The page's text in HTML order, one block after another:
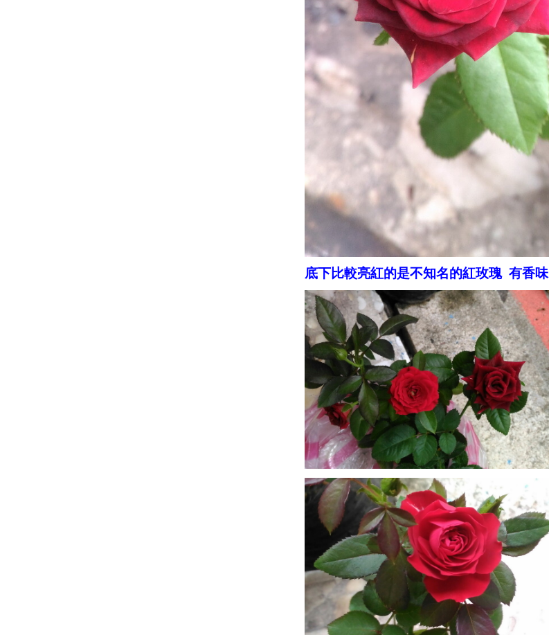
底下比較亮紅的是不知名的紅玫瑰 有香味